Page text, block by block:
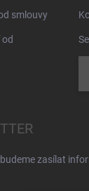
smlouvy
zasílat